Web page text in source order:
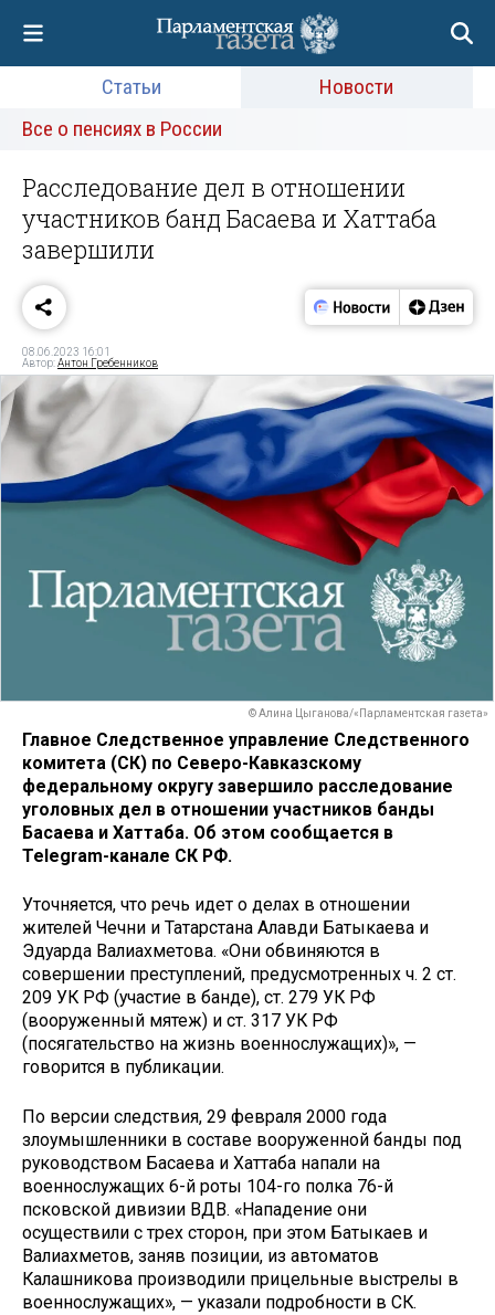
Статьи
Новости
Все о пенсиях в России
Расследование дел в отношении
участников банд Басаева и Хаттаба
завершили
08.06.2023 16:01
Автор:Антон Гребенников
© Алина Цыганова/«Парламентская газета»
Главное Следственное управление Следственного
комитета (СК) по Северо-Кавказскому
федеральному округу завершило расследование
уголовных дел в отношении участников банды
Басаева и Хаттаба. Об этом сообщается в
Telegram-канале СК РФ.
Уточняется, что речь идет о делах в отношении
жителей Чечни и Татарстана Алавди Батыкаева и
Эдуарда Валиахметова. «Они обвиняются в
совершении преступлений, предусмотренных ч. 2 ст.
209 УК РФ (участие в банде), ст. 279 УК РФ
(вооруженный мятеж) и ст. 317 УК РФ
(посягательство на жизнь военнослужащих)», —
говорится в публикации.
По версии следствия, 29 февраля 2000 года
злоумышленники в составе вооруженной банды под
руководством Басаева и Хаттаба напали на
военнослужащих 6-й роты 104-го полка 76-й
псковской дивизии ВДВ. «Нападение они
осуществили с трех сторон, при этом Батыкаев и
Валиахметов, заняв позиции, из автоматов
Калашникова производили прицельные выстрелы в
военнослужащих», — указали подробности в СК.